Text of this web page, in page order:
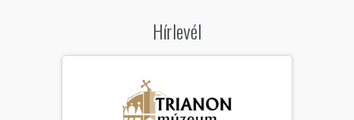
Hírlevél